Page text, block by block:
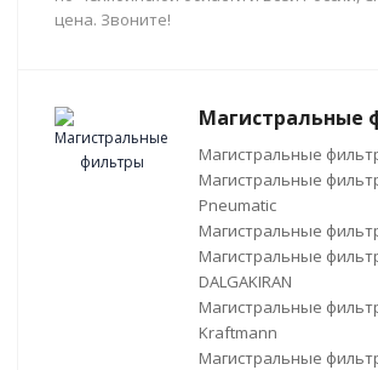
цена. Звоните!
Магистральные
Магистральные
Магистральные
Pneumatic
Магистральные
Магистральные
DALGAKIRAN
Магистральные
Kraftmann
Магистральные